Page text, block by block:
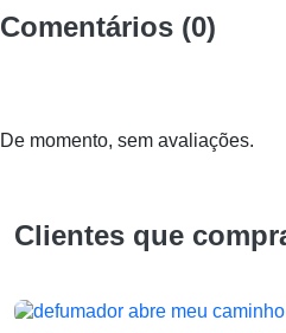
Comentários (0)
De momento, sem avaliações.
Clientes que